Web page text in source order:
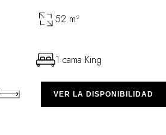
52 m²
1 cama King
VER LA DISPONIBILIDAD